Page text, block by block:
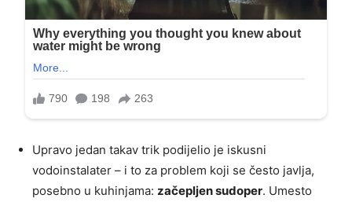
Upravo jedan takav trik podijelio je iskusni
vodoinstalater – i to za problem koji se često javlja,
posebno u kuhinjama: začepljen sudoper. Umesto